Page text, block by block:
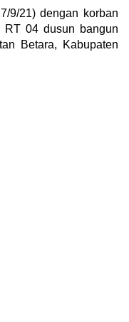
9/21) dengan korban
RT 04 dusun bangun
Betara, Kabupaten